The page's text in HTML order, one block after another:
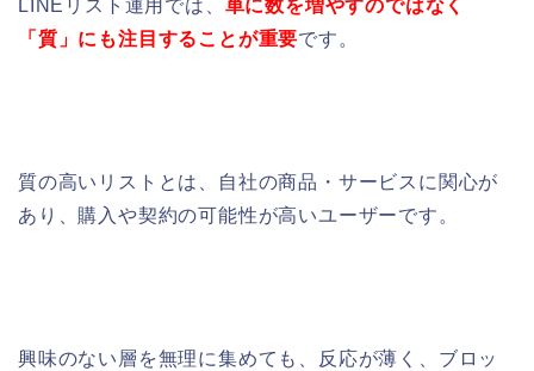
LINEリスト運用では、 単に数を増やすのではなく
「質」にも注目することが重要です。
質の高いリストとは、自社の商品・サービスに関心が
あり、購入や契約の可能性が高いユーザーです。
興味のない層を無理に集めても、反応が薄く、ブロッ